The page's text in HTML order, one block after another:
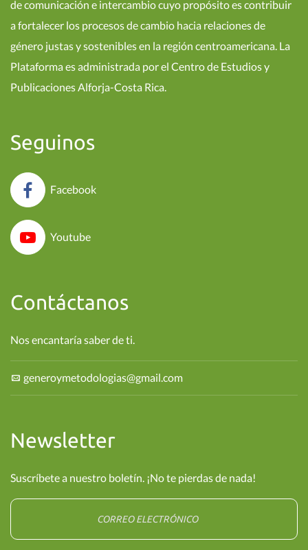
de comunicación e intercambio cuyo propósito es contribuir
a fortalecer los procesos de cambio hacia relaciones de
género justas y sostenibles en la región centroamericana. La
Plataforma es administrada por el Centro de Estudios y
Publicaciones Alforja-Costa Rica.
Seguinos
Facebook
Youtube
Contáctanos
Nos encantaría saber de ti.
generoymetodologias@gmail.com
Newsletter
Suscríbete a nuestro boletín. ¡No te pierdas de nada!